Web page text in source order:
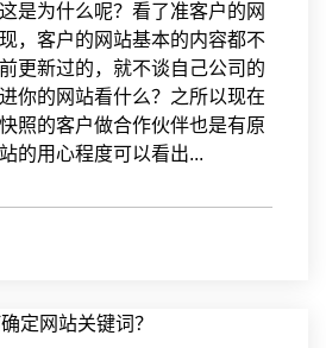
是为什么呢？看了准客户的网
，客户的网站基本的内容都不
更新过的，就不谈自己公司的
你的网站看什么？之所以现在
照的客户做合作伙伴也是有原
的用心程度可以看出...